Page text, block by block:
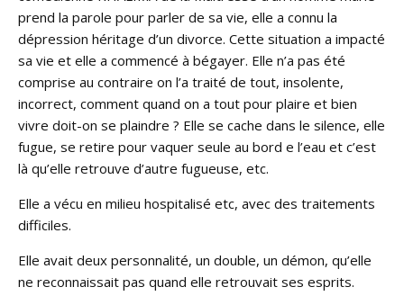
prend la parole pour parler de sa vie, elle a connu la
dépression héritage d’un divorce. Cette situation a impacté
sa vie et elle a commencé à bégayer. Elle n’a pas été
comprise au contraire on l’a traité de tout, insolente,
incorrect, comment quand on a tout pour plaire et bien
vivre doit-on se plaindre ? Elle se cache dans le silence, elle
fugue, se retire pour vaquer seule au bord e l’eau et c’est
là qu’elle retrouve d’autre fugueuse, etc.
Elle a vécu en milieu hospitalisé etc, avec des traitements
difficiles.
Elle avait deux personnalité, un double, un démon, qu’elle
ne reconnaissait pas quand elle retrouvait ses esprits.